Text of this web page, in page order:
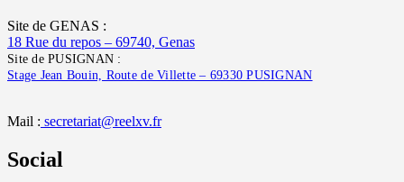
Site de GENAS :
18 Rue du repos – 69740, Genas
Site de PUSIGNAN :
Stage Jean Bouin, Route de Villette – 69330 PUSIGNAN
Mail : secretariat@reelxv.fr
Social